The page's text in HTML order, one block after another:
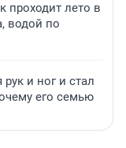
проходит лето в
водой по
и ног и стал
его семью